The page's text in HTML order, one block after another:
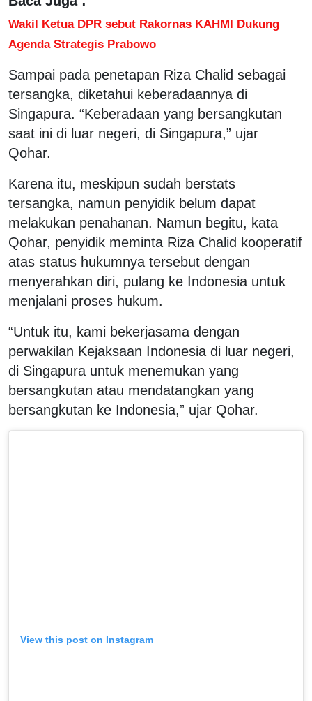
Wakil Ketua DPR sebut Rakornas KAHMI Dukung
Agenda Strategis Prabowo
Sampai pada penetapan Riza Chalid sebagai
tersangka, diketahui keberadaannya di
Singapura. “Keberadaan yang bersangkutan
saat ini di luar negeri, di Singapura,” ujar
Qohar.
Karena itu, meskipun sudah berstats
tersangka, namun penyidik belum dapat
melakukan penahanan. Namun begitu, kata
Qohar, penyidik meminta Riza Chalid kooperatif
atas status hukumnya tersebut dengan
menyerahkan diri, pulang ke Indonesia untuk
menjalani proses hukum.
“Untuk itu, kami bekerjasama dengan
perwakilan Kejaksaan Indonesia di luar negeri,
di Singapura untuk menemukan yang
bersangkutan atau mendatangkan yang
bersangkutan ke Indonesia,” ujar Qohar.
View this post on Instagram